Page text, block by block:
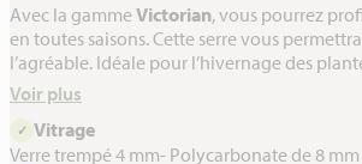
Avec la gammeVictorian, vous pourrez
en toutes saisons. Cette serre vous
l’agréable. Idéale pour l’hivernage des
collections de végétaux dans le cadre
produit. Entièrement en aluminium, visserie
Voir plus
✓ Vitrage
Verre trempé 4 mm- Polycarbonate de 8 mm